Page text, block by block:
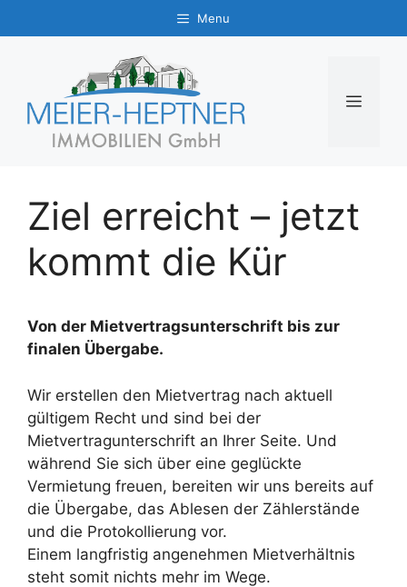
Inhalt
Menu
MENÜ
Ziel erreicht – jetzt
kommt die Kür
Von der Mietvertragsunterschrift bis zur
finalen Übergabe.
Wir erstellen den Mietvertrag nach aktuell
gültigem Recht und sind bei der
Mietvertragunterschrift an Ihrer Seite. Und
während Sie sich über eine geglückte
Vermietung freuen, bereiten wir uns bereits auf
die Übergabe, das Ablesen der Zählerstände
und die Protokollierung vor.
Einem langfristig angenehmen Mietverhältnis
steht somit nichts mehr im Wege.